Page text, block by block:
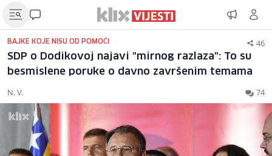
BAJKE KOJE NISU OD POMOĆI 46
SDP o Dodikovoj najavi "mirnog razlaza": To su
besmislene poruke o davno završenim temama
N. V. 74